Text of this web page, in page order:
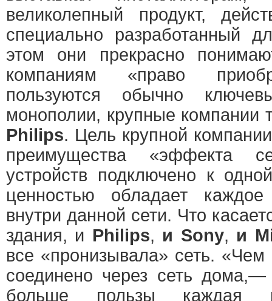
великолепный продукт,
специально разработанный
этом они прекрасно
компаниям «право
пользуются обычно
монополии, крупные компании
Philips. Цель крупной
преимущества «эффекта
устройств подключено к
ценностью обладает
внутри данной сети. Что
здания, и Philips, и Sony, и
все «пронизывала» сеть.
соединено через сеть
больше пользы каждая